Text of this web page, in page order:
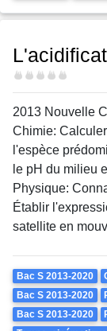
Difficulté
2013 Nouvelle
Chimie:
l'espèce
le pH du milieu
Physique:
Établir
satellite en
Theme
Bac S 2013-2020
Bac S 2013-2020
Bac S 2013-2020